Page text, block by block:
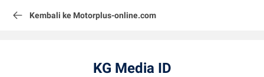
Kembali ke Motorplus-online.com
KG Media ID